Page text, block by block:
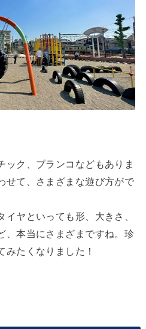
ック、ブランコなどもありま
せて、さまざまな遊び方がで
イヤといっても形、大きさ、
、本当にさまざまですね。珍
みたくなりました！